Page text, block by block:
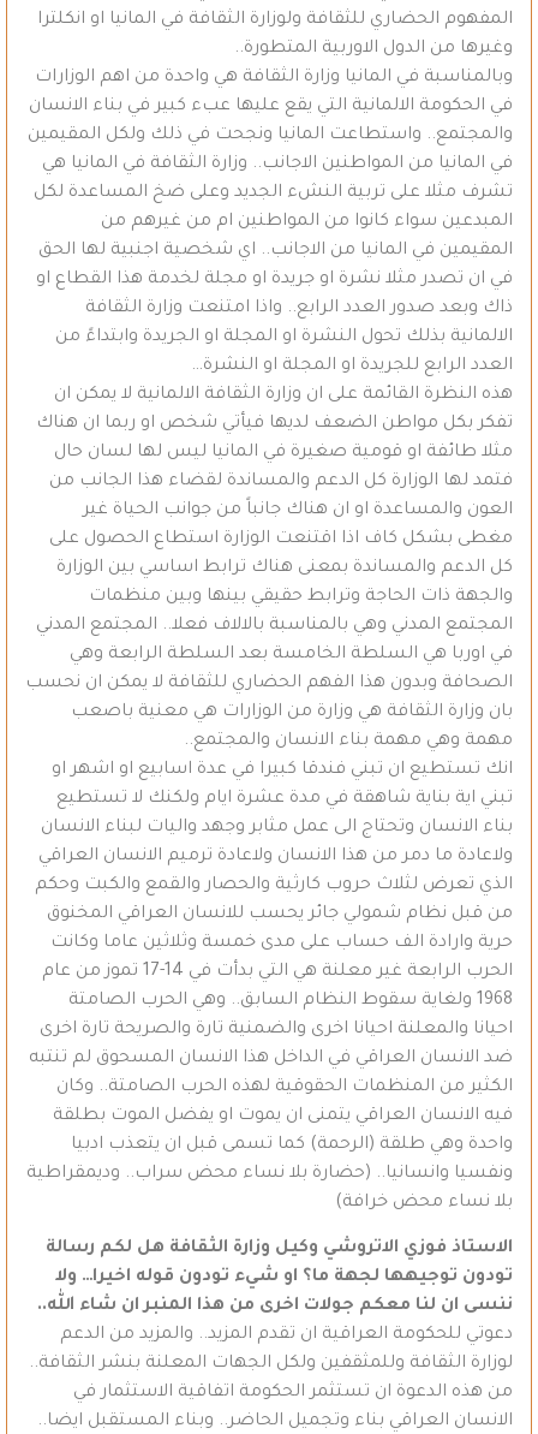
المفهوم الحضاري للثقافة ولوزارة الثقافة في المانيا او انكلترا
وغيرها من الدول الاوربية المتطورة..
وبالمناسبة في المانيا وزارة الثقافة هي واحدة من اهم الوزارات
في الحكومة الالمانية التي يقع عليها عبء كبير في بناء الانسان
والمجتمع.. واستطاعت المانيا ونجحت في ذلك ولكل المقيمين
في المانيا من المواطنين الاجانب.. وزارة الثقافة في المانيا هي
تشرف مثلا على تربية النشء الجديد وعلى ضخ المساعدة لكل
المبدعين سواء كانوا من المواطنين ام من غيرهم من
المقيمين في المانيا من الاجانب.. اي شخصية اجنبية لها الحق
في ان تصدر مثلا نشرة او جريدة او مجلة لخدمة هذا القطاع او
ذاك وبعد صدور العدد الرابع.. واذا امتنعت وزارة الثقافة
الالمانية بذلك تحول النشرة او المجلة او الجريدة وابتداءً من
العدد الرابع للجريدة او المجلة او النشرة…
هذه النظرة القائمة على ان وزارة الثقافة الالمانية لا يمكن ان
تفكر بكل مواطن الضعف لديها فيأتي شخص او ربما ان هناك
مثلا طائفة او قومية صغيرة في المانيا ليس لها لسان حال
فتمد لها الوزارة كل الدعم والمساندة لقضاء هذا الجانب من
العون والمساعدة او ان هناك جانباً من جوانب الحياة غير
مغطى بشكل كاف اذا اقتنعت الوزارة استطاع الحصول على
كل الدعم والمساندة بمعنى هناك ترابط اساسي بين الوزارة
والجهة ذات الحاجة وترابط حقيقي بينها وبين منظمات
المجتمع المدني وهي بالمناسبة بالالاف فعلا.. المجتمع المدني
في اوربا هي السلطة الخامسة بعد السلطة الرابعة وهي
الصحافة وبدون هذا الفهم الحضاري للثقافة لا يمكن ان نحسب
بان وزارة الثقافة هي وزارة من الوزارات هي معنية باصعب
مهمة وهي مهمة بناء الانسان والمجتمع..
انك تستطيع ان تبني فندقا كبيرا في عدة اسابيع او اشهر او
تبني اية بناية شاهقة في مدة عشرة ايام ولكنك لا تستطيع
بناء الانسان وتحتاج الى عمل مثابر وجهد واليات لبناء الانسان
ولاعادة ما دمر من هذا الانسان ولاعادة ترميم الانسان العراقي
الذي تعرض لثلاث حروب كارثية والحصار والقمع والكبت وحكم
من قبل نظام شمولي جائر يحسب للانسان العراقي المخنوق
حرية وارادة الف حساب على مدى خمسة وثلاثين عاما وكانت
الحرب الرابعة غير معلنة هي التي بدأت في 14-17 تموز من عام
1968 ولغاية سقوط النظام السابق.. وهي الحرب الصامتة
احيانا والمعلنة احيانا اخرى والضمنية تارة والصريحة تارة اخرى
ضد الانسان العراقي في الداخل هذا الانسان المسحوق لم تنتبه
الكثير من المنظمات الحقوقية لهذه الحرب الصامتة.. وكان
فيه الانسان العراقي يتمنى ان يموت او يفضل الموت بطلقة
واحدة وهي طلقة (الرحمة) كما تسمى قبل ان يتعذب ادبيا
ونفسيا وانسانيا.. (حضارة بلا نساء محض سراب.. وديمقراطية
بلا نساء محض خرافة)
الاستاذ فوزي الاتروشي وكيل وزارة الثقافة هل لكم رسالة
تودون توجيهها لجهة ما؟ او شيء تودون قوله اخيرا… ولا
ننسى ان لنا معكم جولات اخرى من هذا المنبر ان شاء الله..
دعوتي للحكومة العراقية ان تقدم المزيد.. والمزيد من الدعم
لوزارة الثقافة وللمثقفين ولكل الجهات المعلنة بنشر الثقافة..
من هذه الدعوة ان تستثمر الحكومة اتفاقية الاستثمار في
الانسان العراقي بناء وتجميل الحاضر.. وبناء المستقبل ايضا..